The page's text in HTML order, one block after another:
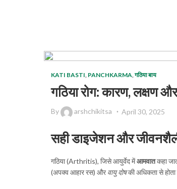
KATI BASTI, PANCHKARMA,गठिया बाय
गठिया रोग: कारण, लक्षण
By arshchikitsa April 30, 2025
सही डाइजेशन और
गठिया (Arthritis), जिसे आयुर्वेद मेंआमवातकहा
(अपक्व आहार रस) और वायु दोषकी अधिकता से